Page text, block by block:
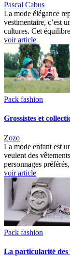
Pascal Cabus
La mode élégance
vestimentaire, c’est
cultures. Cet
voir article
Pack fashion
Grossistes et
Zozo
La mode enfant est
veulent des
personnages
voir article
Pack fashion
La particularité des